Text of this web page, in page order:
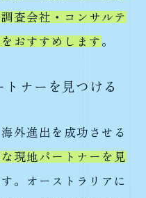
査会社・コンサルテ
おすすめします 。
ナーを見つける
外進出を成功させる
現地パートナーを見
。オーストラリアに